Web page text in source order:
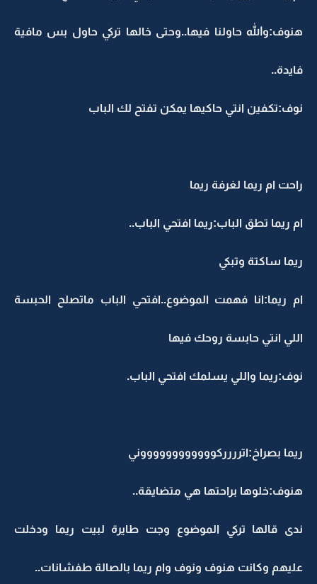
هنوف:والله حاولنا فيها..وحتى خالها تركي حاول بس مافية
فايدة..
نوف:تكفين انتي حاكيها يمكن تفتح لك الباب
راحت ام ريما لغرفة ريما
ام ريما تطق الباب:ريما افتحي الباب..
ريما ساكتة وتبكي
ام ريما:انا فهمت الموضوع..افتحي الباب ماتصلح الحبسة
اللي انتي حابسة روحك فيها
نوف:ريما واللي يسلمك افتحي الباب.
ريما بصراخ:اترررركووووووووووووني
هنوف:خلوها براحتها هي متضايقة..
ندى قالها تركي الموضوع وجت طايرة لبيت ريما ودخلت
عليهم وكانت هنوف ونوف وام ريما بالصالة طفشانات..